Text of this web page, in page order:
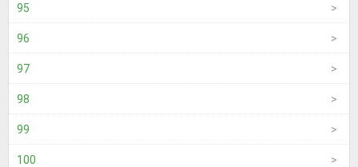
95
96
97
98
99
100